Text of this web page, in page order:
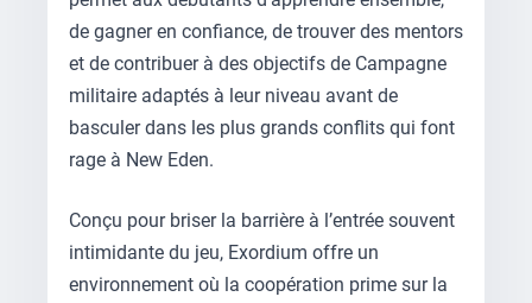
de gagner en confiance, de trouver des mentors
et de contribuer à des objectifs de Campagne
militaire adaptés à leur niveau avant de
basculer dans les plus grands conflits qui font
rage à New Eden.
Conçu pour briser la barrière à l’entrée souvent
intimidante du jeu, Exordium offre un
environnement où la coopération prime sur la